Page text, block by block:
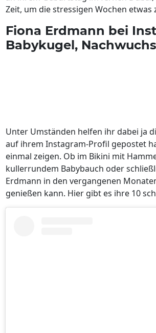
Zeit, um die stressigen Wochen etwas
Fiona Erdmann bei
Babykugel,
Unter Umständen helfen ihr dabei ja
auf ihrem Instagram-Profil gepostet
einmal zeigen. Ob im Bikini mit
kullerrundem Babybauch oder
Erdmann in den vergangenen
genießen kann. Hier gibt es ihre 10